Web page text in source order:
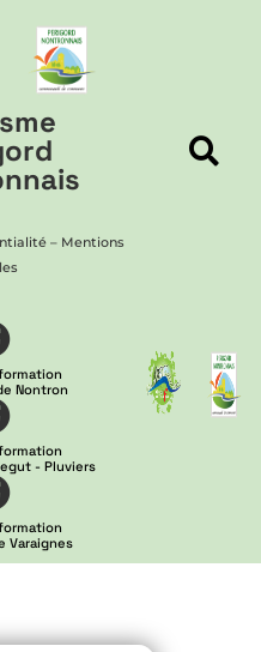
– Mentions
Nontron
- Pluviers
Varaignes